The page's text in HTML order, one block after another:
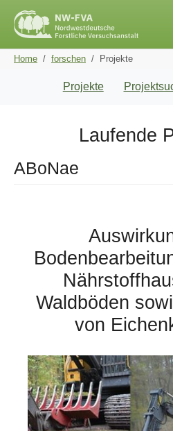
You are here:
Home forschen Projekte
Projekte
Laufende
ABoNae
Waldböden
von
Show larger version for: